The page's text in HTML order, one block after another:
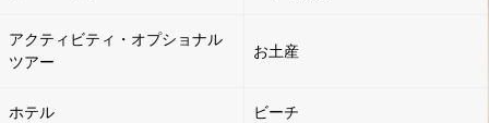
アクティビティ・オプショナル
ツアー
お土産
ホテル ビーチ